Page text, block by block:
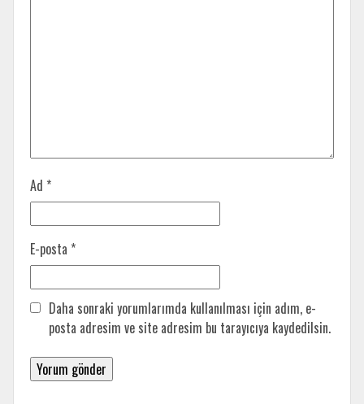
Ad *
E-posta *
Daha sonraki yorumlarımda kullanılması için adım, e-
posta adresim ve site adresim bu tarayıcıya kaydedilsin.